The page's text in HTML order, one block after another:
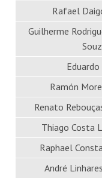
Rafael
Guilherme
Ramón
Renato
Thiago Costa
Raphael
André